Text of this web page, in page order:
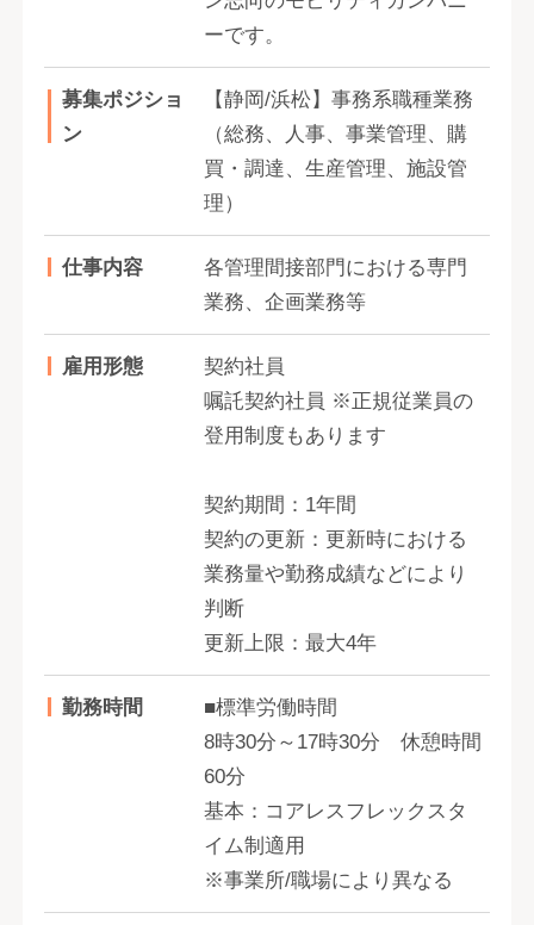
ーです。
募集ポジショ
ン
【静岡/浜松】事務系職種業務
（総務、人事、事業管理、購
買・調達、生産管理、施設管
理）
仕事内容
各管理間接部門における専門
業務、企画業務等
雇用形態
契約社員
嘱託契約社員 ※正規従業員の
登用制度もあります
契約期間：1年間
契約の更新：更新時における
業務量や勤務成績などにより
判断
更新上限：最大4年
勤務時間
■標準労働時間
8時30分～17時30分 休憩時間
60分
基本：コアレスフレックスタ
イム制適用
※事業所/職場により異なる